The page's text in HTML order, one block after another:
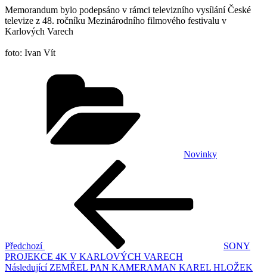
Memorandum bylo podepsáno v rámci televizního vysílání České
televize z 48. ročníku Mezinárodního filmového festivalu v
Karlových Varech
foto: Ivan Vít
Novinky
Předchozí
SONY
PROJEKCE 4K V KARLOVÝCH VARECH
Následující
Následující ZEMŘEL PAN KAMERAMAN KAREL HLOŽEK